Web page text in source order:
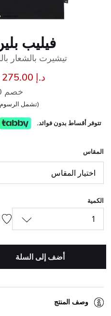
فيليب
تيشيرت بالشعار
د.إ 275.00
خصم 60%
(تشمل
تتوفر أقساط بدون فوائد.
المقاس
اختيار المقاس
الكمية
1
أضف إلى السلة
وصف المنتج